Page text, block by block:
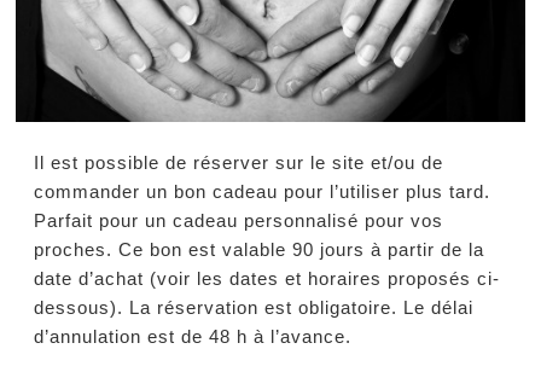
Il est possible de réserver sur le site et/ou de
commander un bon cadeau pour l’utiliser plus tard.
Parfait pour un cadeau personnalisé pour vos
proches. Ce bon est valable 90 jours à partir de la
date d’achat (voir les dates et horaires proposés ci-
dessous). La réservation est obligatoire. Le délai
d’annulation est de 48 h à l’avance.